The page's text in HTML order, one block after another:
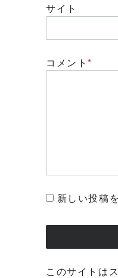
サイト
コメント*
新しい投稿
このサイトは